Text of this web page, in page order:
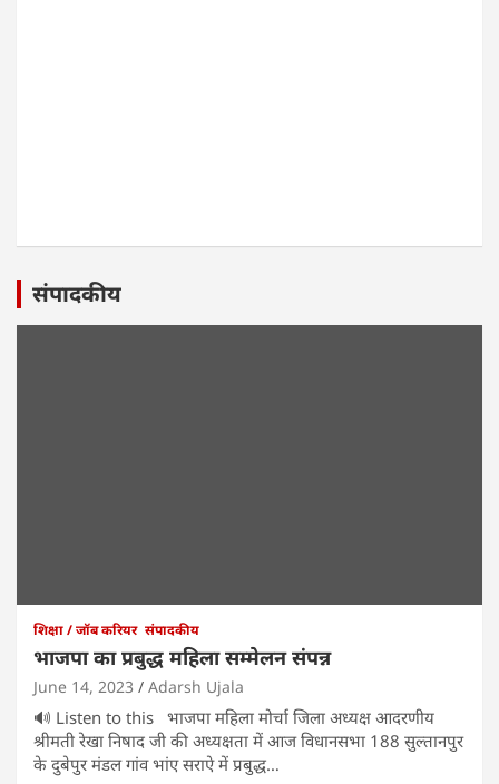
संपादकीय
शिक्षा / जॉब करियर संपादकीय
भाजपा का प्रबुद्ध महिला सम्मेलन संपन्न
June 14, 2023 Adarsh Ujala
🔊 Listen to this भाजपा महिला मोर्चा जिला अध्यक्ष आदरणीय
श्रीमती रेखा निषाद जी की अध्यक्षता में आज विधानसभा 188 सुल्तानपुर
के दुबेपुर मंडल गांव भांए सराऐ में प्रबुद्ध…